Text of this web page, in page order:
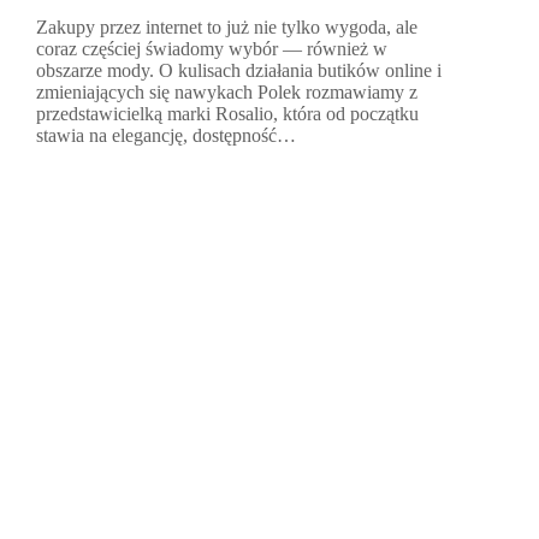
Zakupy przez internet to już nie tylko wygoda, ale
coraz częściej świadomy wybór — również w
obszarze mody. O kulisach działania butików online i
zmieniających się nawykach Polek rozmawiamy z
przedstawicielką marki Rosalio, która od początku
stawia na elegancję, dostępność…